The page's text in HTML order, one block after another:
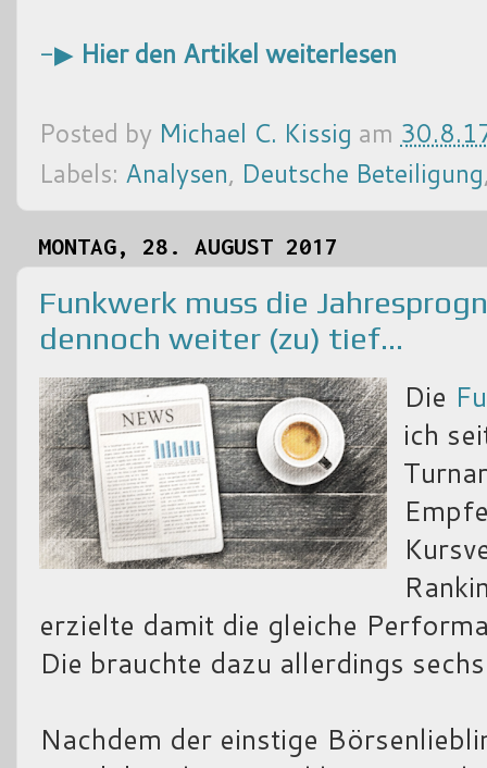
-▶ Hier den Artikel weiterlesen
Posted by Michael C. Kissig am
Labels: Analysen, Deutsche Beteiligung
MONTAG, 28. AUGUST 2017
Funkwerk muss die
dennoch weiter (zu) tief...
Die
ich
erzielte damit die gleiche
Die brauchte dazu allerdings
Nachdem der einstige